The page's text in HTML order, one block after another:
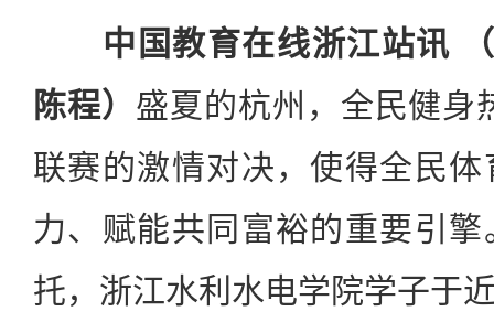
中国教育在线浙江站讯
陈程） 盛夏的杭州，全民健身
联赛的激情对决，使得全民
力、赋能共同富裕的重要引
托，浙江水利水电学院学子于